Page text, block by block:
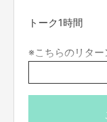
トーク1時間
※こちらのリタ
ます。
※出演者は変更
さい。変更にな
※プロジェクト